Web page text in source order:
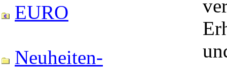
EURO
Neuheiten-